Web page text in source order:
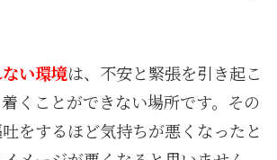
い環境は、不安と緊張を引き起こ
くことができない場所です。その
をするほど気持ちが悪くなったと